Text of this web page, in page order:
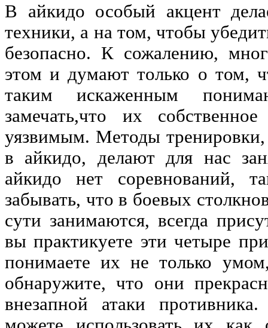
В айкидо особый акцент
техники, а на том, чтобы
безопасно. К сожалению,
этом и думают только о том,
таким искаженным
замечать,что их
уязвимым. Методы
в айкидо, делают для нас
айкидо нет соревнований,
забывать, что в боевых
сути занимаются, всегда
вы практикуете эти четыре
понимаете их не только
обнаружите, что они
внезапной атаки